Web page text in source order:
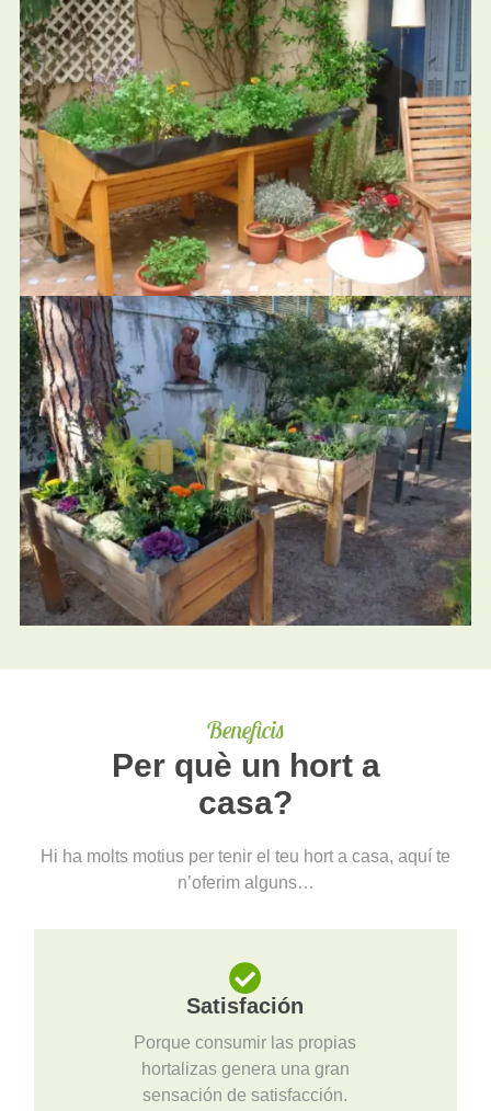
Beneficis
Per què un hort a
casa?
Hi ha molts motius per tenir el teu hort a casa, aquí te
n’oferim alguns…
Satisfación
Porque consumir las propias
hortalizas genera una gran
sensación de satisfacción.